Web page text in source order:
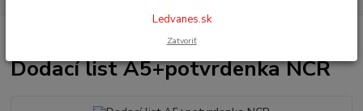
Dodací list A5+potvrdenka NCR
Ledvanes.sk
Zatvoriť